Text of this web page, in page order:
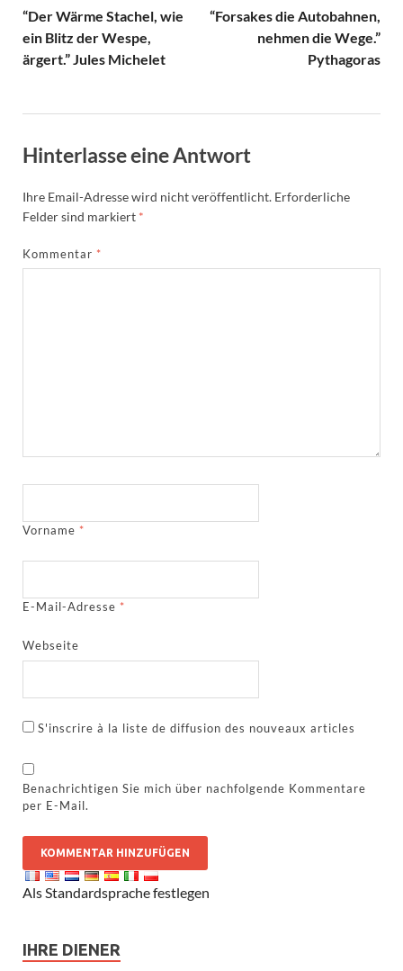
“Der Wärme Stachel, wie
ein Blitz der Wespe,
ärgert.” Jules Michelet
“Forsakes die Autobahnen,
nehmen die Wege.”
Pythagoras
Hinterlasse eine Antwort
Ihre Email-Adresse wird nicht veröffentlicht. Erforderliche
Felder sind markiert *
Kommentar *
Vorname *
E-Mail-Adresse *
Webseite
S'inscrire à la liste de diffusion des nouveaux articles
Benachrichtigen Sie mich über nachfolgende Kommentare
per E-Mail.
Als Standardsprache festlegen
IHRE DIENER